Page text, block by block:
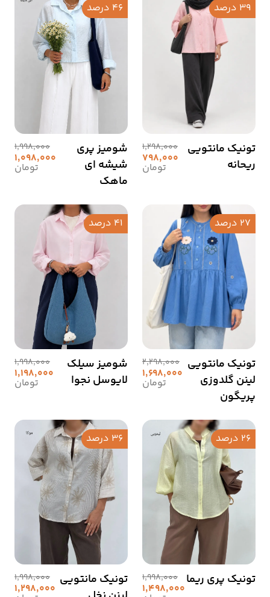
39 درصد
تونیک مانتویی
ریحانه
1,298,000
798,000
تومان
46 درصد
شومیز پری
شیشه ای
ماهک
1,998,000
1,098,000
تومان
27 درصد
تونیک مانتویی
لینن گلدوزی
پریگون
2,298,000
1,698,000
تومان
41 درصد
شومیز سیلک
لایوسل نجوا
1,998,000
1,198,000
تومان
26 درصد
تونیک پری ریما 1,998,000
1,498,000
36 درصد
تونیک مانتویی
1,998,000
1,298,000